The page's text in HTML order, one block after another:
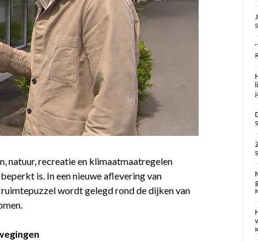
natuur, recreatie en klimaatmaatregelen
is. In een nieuwe aflevering van
wordt gelegd rond de dijken van